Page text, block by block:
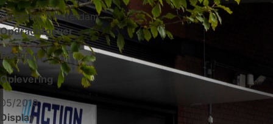
Diversen, Amsterdam
Opdrachtgever
Partner
Oplevering
05/2019
Display